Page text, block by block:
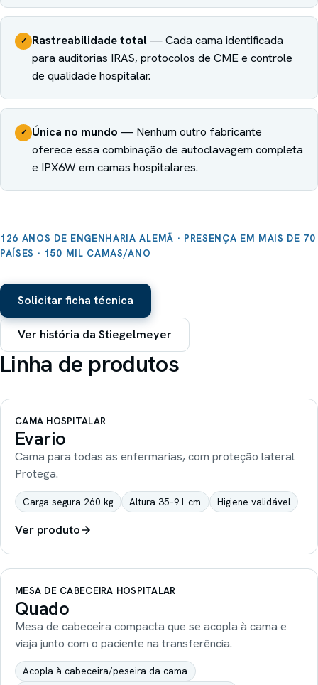
✓ Rastreabilidade total —Cada cama identificada
para auditorias IRAS, protocolos de CME e controle
de qualidade hospitalar.
✓ Única no mundo — Nenhum outro fabricante
oferece essa combinação de autoclavagem completa
e IPX6W em camas hospitalares.
126 ANOS DE ENGENHARIA ALEMÃ · PRESENÇA EM MAIS DE 70
PAÍSES · 150 MIL CAMAS/ANO
Solicitar ficha técnica
Ver história da Stiegelmeyer
Linha de produtos
CAMA HOSPITALAR
Evario
Cama para todas as enfermarias, com proteção lateral
Protega.
Carga segura 260 kg Altura 35–91 cm Higiene validável
Ver produto
MESA DE CABECEIRA HOSPITALAR
Quado
Mesa de cabeceira compacta que se acopla à cama e
viaja junto com o paciente na transferência.
Acopla à cabeceira/peseira da cama